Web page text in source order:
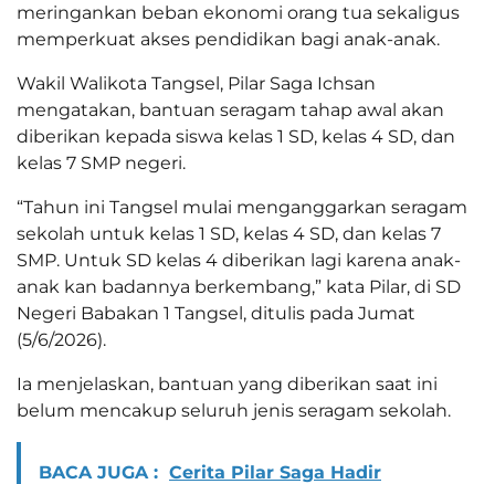
meringankan beban ekonomi orang tua sekaligus
memperkuat akses pendidikan bagi anak-anak.
Wakil Walikota Tangsel, Pilar Saga Ichsan
mengatakan, bantuan seragam tahap awal akan
diberikan kepada siswa kelas 1 SD, kelas 4 SD, dan
kelas 7 SMP negeri.
“Tahun ini Tangsel mulai menganggarkan seragam
sekolah untuk kelas 1 SD, kelas 4 SD, dan kelas 7
SMP. Untuk SD kelas 4 diberikan lagi karena anak-
anak kan badannya berkembang,” kata Pilar, di SD
Negeri Babakan 1 Tangsel, ditulis pada Jumat
(5/6/2026).
Ia menjelaskan, bantuan yang diberikan saat ini
belum mencakup seluruh jenis seragam sekolah.
BACA JUGA : Cerita Pilar Saga Hadir